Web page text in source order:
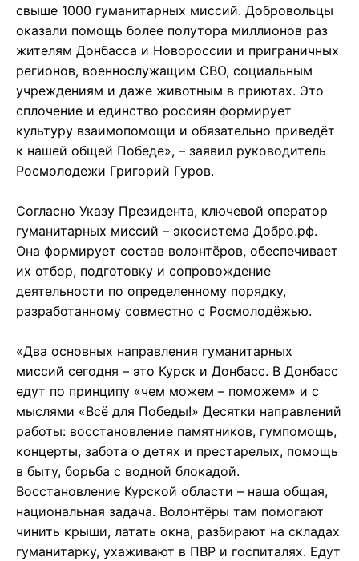
свыше 1000 гуманитарных миссий. Добровольцы
оказали помощь более полутора миллионов раз
жителям Донбасса и Новороссии и приграничных
регионов, военнослужащим СВО, социальным
учреждениям и даже животным в приютах. Это
сплочение и единство россиян формирует
культуру взаимопомощи и обязательно приведёт
к нашей общей Победе», – заявил руководитель
Росмолодежи Григорий Гуров.
Согласно Указу Президента, ключевой оператор
гуманитарных миссий – экосистема Добро.рф.
Она формирует состав волонтёров, обеспечивает
их отбор, подготовку и сопровождение
деятельности по определенному порядку,
разработанному совместно с Росмолодёжью.
«Два основных направления гуманитарных
миссий сегодня – это Курск и Донбасс. В Донбасс
едут по принципу «чем можем – поможем» и с
мыслями «Всё для Победы!» Десятки направлений
работы: восстановление памятников, гумпомощь,
концерты, забота о детях и престарелых, помощь
в быту, борьба с водной блокадой.
Восстановление Курской области – наша общая,
национальная задача. Волонтёры там помогают
чинить крыши, латать окна, разбирают на складах
гуманитарку, ухаживают в ПВР и госпиталях. Едут